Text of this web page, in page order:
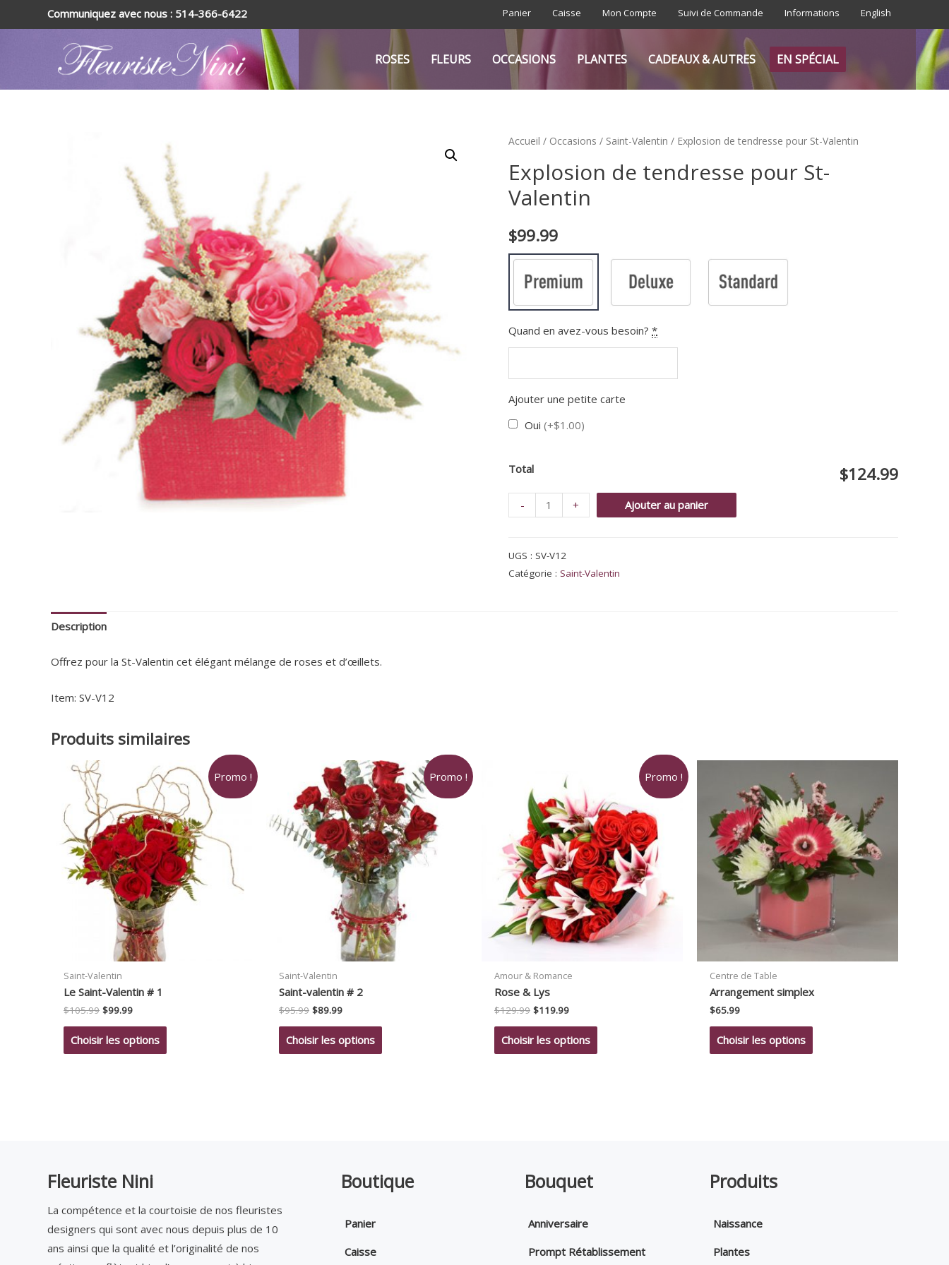
Communiquez avec nous : 514-366-6422 Panier Caisse Mon Compte Suivi de Commande Informations English
ROSES FLEURS OCCASIONS PLANTES CADEAUX & AUTRES EN SPÉCIAL
Accueil / Occasions / Saint-Valentin / Explosion de tendresse pour St-Valentin
Explosion de tendresse pour St-
Valentin
$99.99
Quand en avez-vous besoin? *
Ajouter une petite carte
Oui (+$1.00)
Total $124.99
-
quantité
de
de
tendresse
+ Ajouter au panier
UGS : SV-V12
Catégorie : Saint-Valentin
Description
Offrez pour la St-Valentin cet élégant mélange de roses et d’œillets.
Item: SV-V12
Produits similaires
Promo !
Saint-Valentin
Le Saint-Valentin # 1
$105.99 Le
initial
était :
$105.99.
$99.99Le
actuel
est :
$99.99.
Choisir les options
Promo !
Saint-Valentin
Saint-valentin # 2
$95.99 Le
initial
était :
$95.99.
$89.99Le
actuel
est :
$89.99.
Choisir les options
Promo !
Amour & Romance
Rose & Lys
$129.99 Le
initial
était :
$129.99.
$119.99Le
actuel
est :
$119.99.
Choisir les options
Centre de Table
Arrangement simplex
$65.99
Choisir les options
Fleuriste Nini
La compétence et la courtoisie de nos fleuristes
designers qui sont avec nous depuis plus de 10
ans ainsi que la qualité et l’originalité de nos
Boutique
Panier
Caisse
Bouquet
Anniversaire
Prompt Rétablissement
Produits
Naissance
Plantes